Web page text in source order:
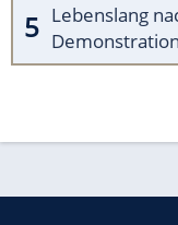
Lebenslang